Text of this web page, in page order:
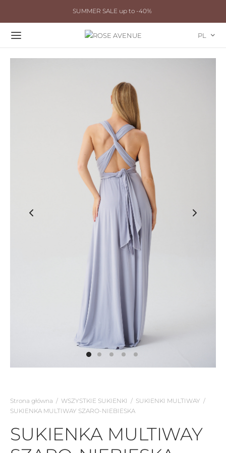
SUMMER SALE up to -40%
PL
Strona główna / WSZYSTKIE SUKIENKI / SUKIENKI MULTIWAY /
SUKIENKA MULTIWAY SZARO-NIEBIESKA
SUKIENKA MULTIWAY